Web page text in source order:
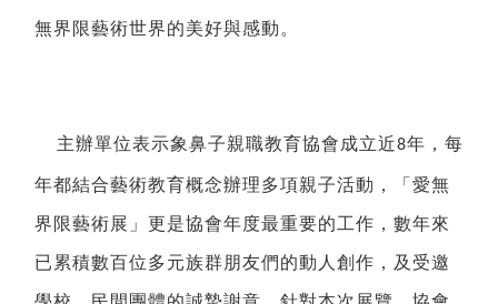
無界限藝術世界的美好與感動。
主辦單位表示象鼻子親職教育協會成立近8年，每
年都結合藝術教育概念辦理多項親子活動，「愛無
界限藝術展」更是協會年度最重要的工作，數年來
已累積數百位多元族群朋友們的動人創作，及受邀